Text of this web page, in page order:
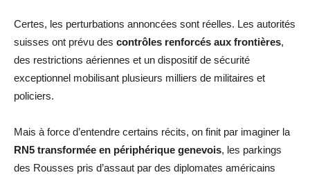
Certes, les perturbations annoncées sont réelles. Les autorités
suisses ont prévu des contrôles renforcés aux frontières,
des restrictions aériennes et un dispositif de sécurité
exceptionnel mobilisant plusieurs milliers de militaires et
policiers.
Mais à force d’entendre certains récits, on finit par imaginer la
RN5 transformée en périphérique genevois, les parkings
des Rousses pris d’assaut par des diplomates américains